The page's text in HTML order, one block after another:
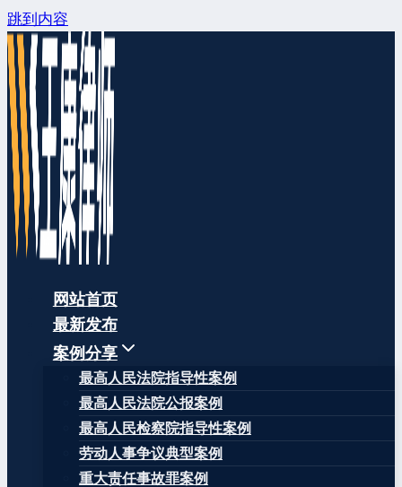
跳到内容
网站首页
最新发布
案例分享
最高人民法院指导性案例
最高人民法院公报案例
最高人民检察院指导性案例
劳动人事争议典型案例
重大责任事故罪案例